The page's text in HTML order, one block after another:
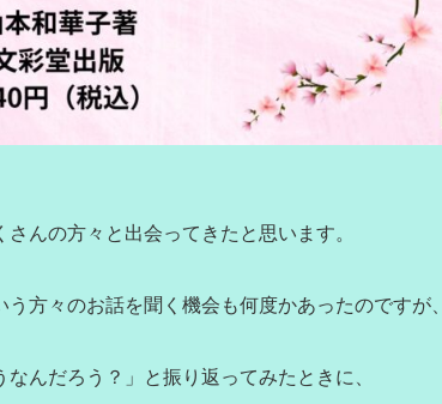
んの方々と出会ってきたと思います。
う方々のお話を聞く機会も何度かあったのですが、
んだろう？」と振り返ってみたときに、